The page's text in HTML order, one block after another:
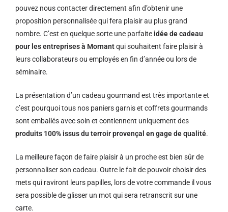
pouvez nous contacter directement afin d’obtenir une
proposition personnalisée qui fera plaisir au plus grand
nombre. C’est en quelque sorte une parfaite idée de cadeau
pour les entreprises à Mornantqui souhaitent faire plaisir à
leurs collaborateurs ou employés en fin d’année ou lors de
séminaire.
La présentation d’un cadeau gourmand est très importante et
c’est pourquoi tous nos paniers garnis et coffrets gourmands
sont emballés avec soin et contiennent uniquement des
produits 100% issus du terroir provençal en gage de qualité.
La meilleure façon de faire plaisir à un proche est bien sûr de
personnaliser son cadeau. Outre le fait de pouvoir choisir des
mets qui raviront leurs papilles, lors de votre commande il vous
sera possible de glisser un mot qui sera retranscrit sur une
carte.